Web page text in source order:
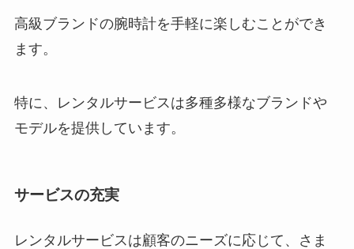
高級ブランドの腕時計を手軽に楽しむことができ
ます。
特に、レンタルサービスは多種多様なブランドや
モデルを提供しています。
サービスの充実
レンタルサービスは顧客のニーズに応じて、さま